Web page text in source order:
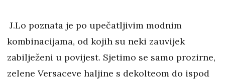
J.Lo poznata je po upečatljivim modnim
kombinacijama, od kojih su neki zauvijek
zabilježeni u povijest. Sjetimo se samo prozirne,
zelene Versaceve haljine s dekolteom do ispod